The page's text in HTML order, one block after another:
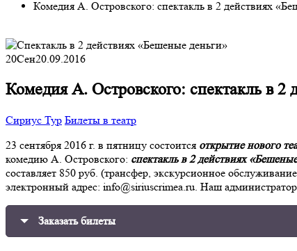
Комедия А. Островского: спектакль в 2 действиях
20Сен20.09.2016
Комедия А. Островского: спектакль в 2
Сириус Тур Билеты в театр
23 сентября 2016 г. в пятницу состоится открытие нового
комедию А. Островского: спектакль в 2 действиях
составляет 850 руб. (трансфер, экскурсионное
электронный адрес: info@siriuscrimea.ru. Наш
Заказать билеты